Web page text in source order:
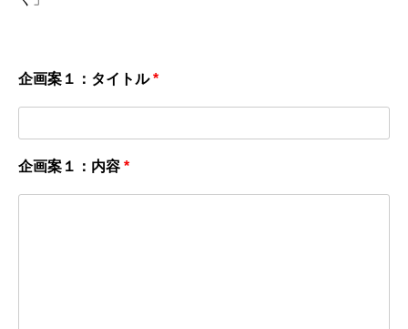
企画案１：タイトル*
企画案１：内容 *